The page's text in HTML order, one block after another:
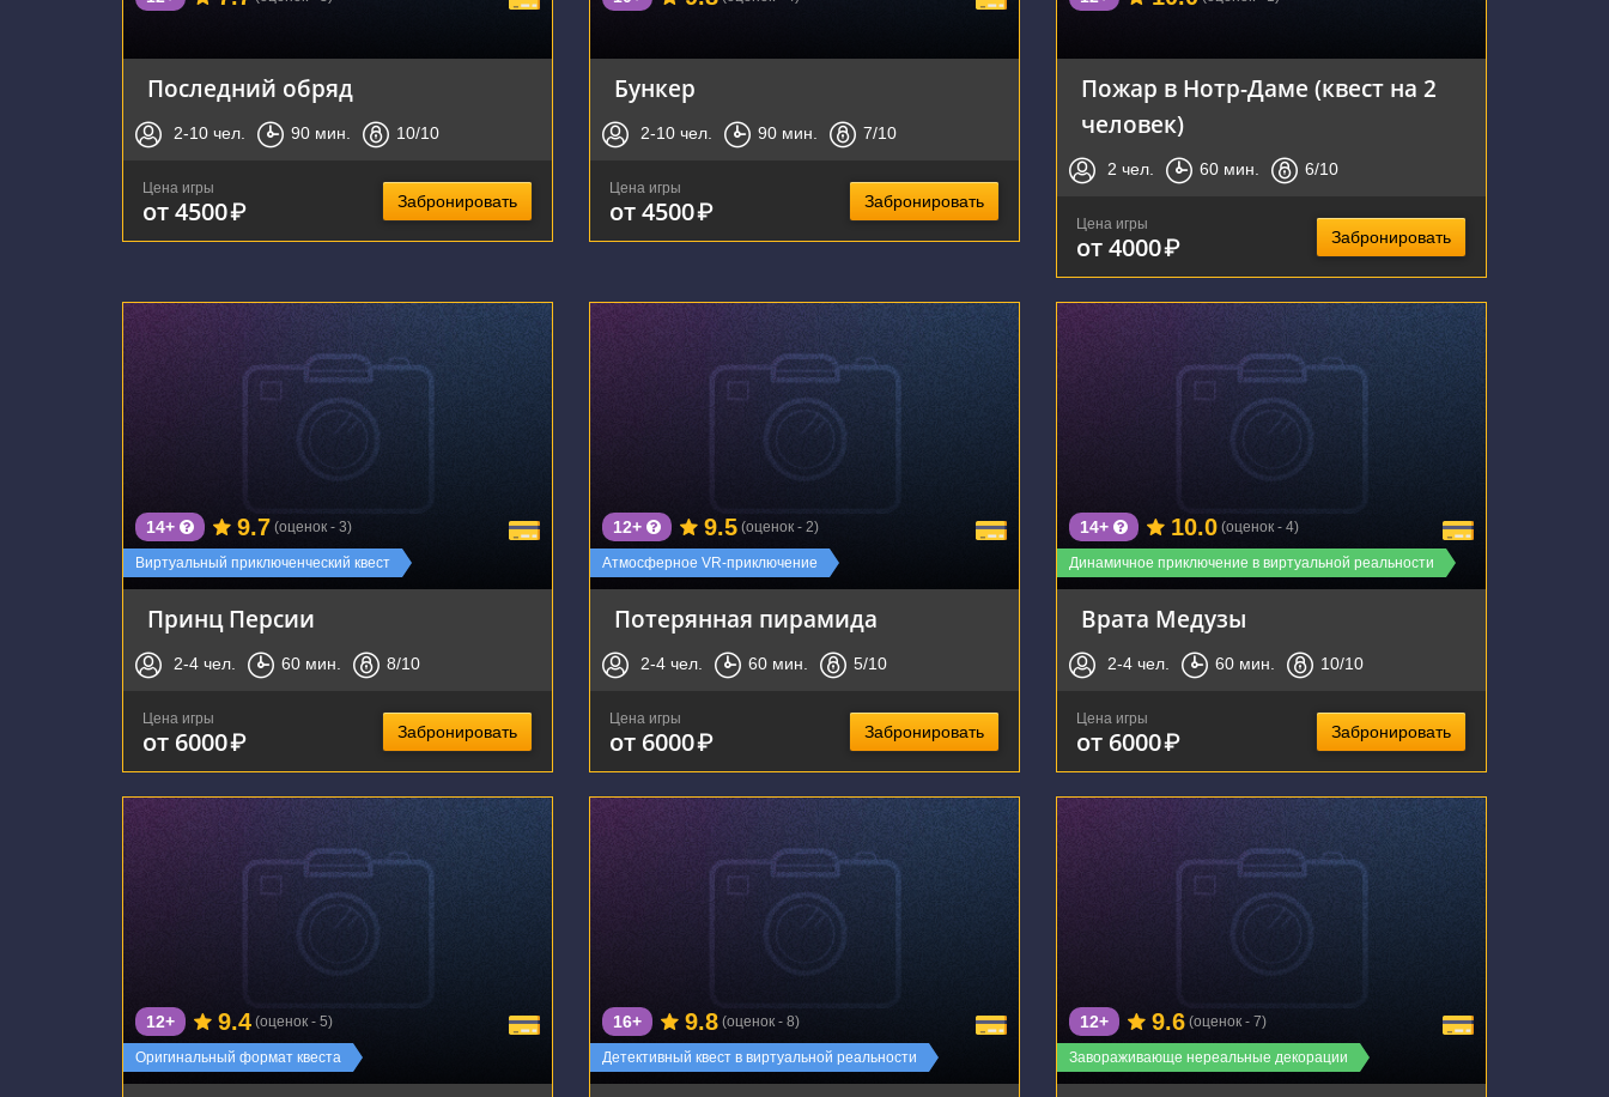
Последний обряд
2-10 чел. 90 мин. 10/10
Цена игры
от 4500₽ Забронировать
Бункер
2-10 чел. 90 мин. 7/10
Цена игры
от 4500₽ Забронировать
Пожар в Нотр-Даме (квест на 2
человек)
2 чел. 60 мин. 6/10
Цена игры
от 4000₽ Забронировать
г. Тула, улица Болдина, 141
Виртуальный приключенческий квест
14+ 9.7 (оценок - 3)
Принц Персии
2-4 чел. 60 мин. 8/10
Цена игры
от 6000₽ Забронировать
г. Тула, улица Болдина, 141
Атмосферное VR-приключение
12+ 9.5 (оценок - 2)
Потерянная пирамида
2-4 чел. 60 мин. 5/10
Цена игры
от 6000₽ Забронировать
г. Тула, улица Болдина, 141
Динамичное приключение в виртуальной реальности
14+ 10.0 (оценок - 4)
Врата Медузы
2-4 чел. 60 мин. 10/10
Цена игры
от 6000₽ Забронировать
г. Тула, улица Болдина, 141
Оригинальный формат квеста
12+ 9.4 (оценок - 5)
г. Тула, улица Болдина, 141/24
Детективный квест в виртуальной реальности
16+ 9.8 (оценок - 8)
г. Тула, улица Болдина, 141
Завораживающе нереальные декорации
12+ 9.6 (оценок - 7)